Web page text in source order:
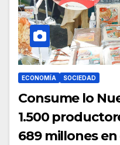
ECONOMÍA SOCIEDAD
Consume lo
1.500
689 millones